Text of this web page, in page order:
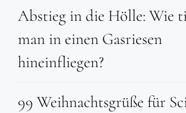
Abstieg in die Hölle: Wie
man in einen Gasriesen
hineinfliegen?
99 Weihnachtsgrüße für